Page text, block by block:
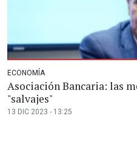
ECONOMÍA
Asociación Bancaria: las
"salvajes"
13 DIC 2023 - 13:25